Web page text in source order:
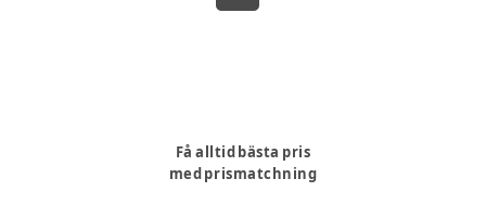
Få alltid bästa pris
med prismatchning